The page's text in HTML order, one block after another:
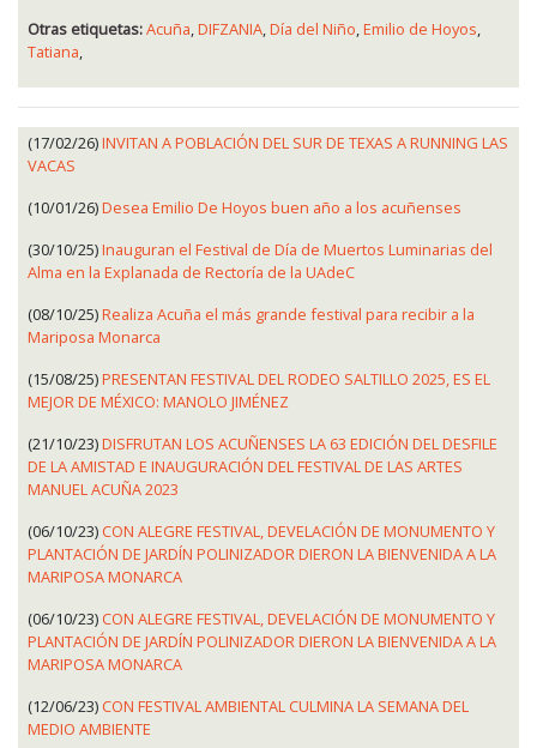
Otras etiquetas:Acuña,DIFZANIA,Día del Niño,Emilio de Hoyos,
Tatiana,
(17/02/26)INVITAN A POBLACIÓN DEL SUR DE TEXAS A RUNNING LAS
VACAS
(10/01/26)Desea Emilio De Hoyos buen año a los acuñenses
(30/10/25)Inauguran el Festival de Día de Muertos Luminarias del
Alma en la Explanada de Rectoría de la UAdeC
(08/10/25)Realiza Acuña el más grande festival para recibir a la
Mariposa Monarca
(15/08/25)PRESENTAN FESTIVAL DEL RODEO SALTILLO 2025, ES EL
MEJOR DE MÉXICO: MANOLO JIMÉNEZ
(21/10/23)DISFRUTAN LOS ACUÑENSES LA 63 EDICIÓN DEL DESFILE
DE LA AMISTAD E INAUGURACIÓN DEL FESTIVAL DE LAS ARTES
MANUEL ACUÑA 2023
(06/10/23) CON ALEGRE FESTIVAL, DEVELACIÓN DE MONUMENTO Y
PLANTACIÓN DE JARDÍN POLINIZADOR DIERON LA BIENVENIDA A LA
MARIPOSA MONARCA
(06/10/23) CON ALEGRE FESTIVAL, DEVELACIÓN DE MONUMENTO Y
PLANTACIÓN DE JARDÍN POLINIZADOR DIERON LA BIENVENIDA A LA
MARIPOSA MONARCA
(12/06/23) CON FESTIVAL AMBIENTAL CULMINA LA SEMANA DEL
MEDIO AMBIENTE